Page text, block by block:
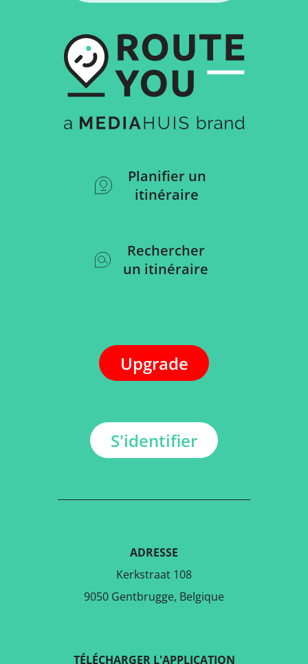
Planifier un
itinéraire
Rechercher
un itinéraire
Upgrade
S'identifier
ADRESSE
Kerkstraat 108
9050 Gentbrugge, Belgique
TÉLÉCHARGER L'APPLICATION